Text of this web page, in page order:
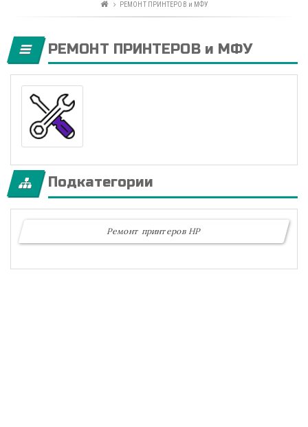
РЕМОНТ ПРИНТЕРОВ и МФУ
РЕМОНТ ПРИНТЕРОВ и МФУ
Подкатегории
Ремонт принтеров HP